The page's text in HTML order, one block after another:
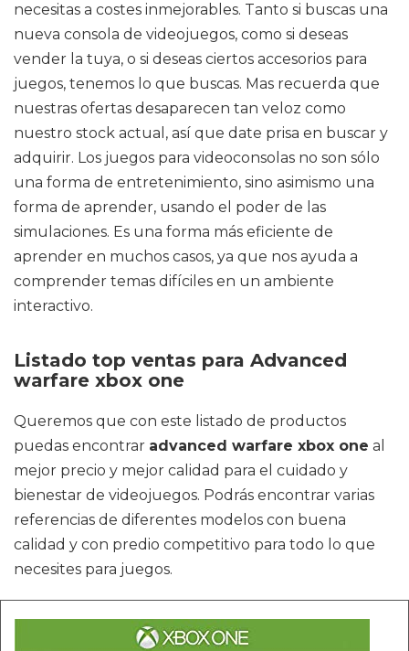
necesitas a costes inmejorables. Tanto si buscas una
nueva consola de videojuegos, como si deseas
vender la tuya, o si deseas ciertos accesorios para
juegos, tenemos lo que buscas. Mas recuerda que
nuestras ofertas desaparecen tan veloz como
nuestro stock actual, así que date prisa en buscar y
adquirir. Los juegos para videoconsolas no son sólo
una forma de entretenimiento, sino asimismo una
forma de aprender, usando el poder de las
simulaciones. Es una forma más eficiente de
aprender en muchos casos, ya que nos ayuda a
comprender temas difíciles en un ambiente
interactivo.
Listado top ventas para Advanced
warfare xbox one
Queremos que con este listado de productos
puedas encontrar advanced warfare xbox one al
mejor precio y mejor calidad para el cuidado y
bienestar de videojuegos. Podrás encontrar varias
referencias de diferentes modelos con buena
calidad y con predio competitivo para todo lo que
necesites para juegos.